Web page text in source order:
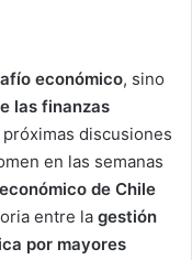
económico, sino
las finanzas
discusiones
en las semanas
de Chile
entre la gestión
por mayores